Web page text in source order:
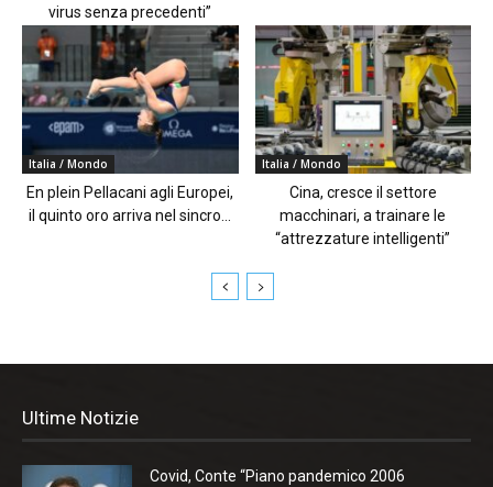
virus senza precedenti”
Italia / Mondo
En plein Pellacani agli Europei,
il quinto oro arriva nel sincro...
Italia / Mondo
Cina, cresce il settore
macchinari, a trainare le
“attrezzature intelligenti”
Ultime Notizie
Covid, Conte “Piano pandemico 2006